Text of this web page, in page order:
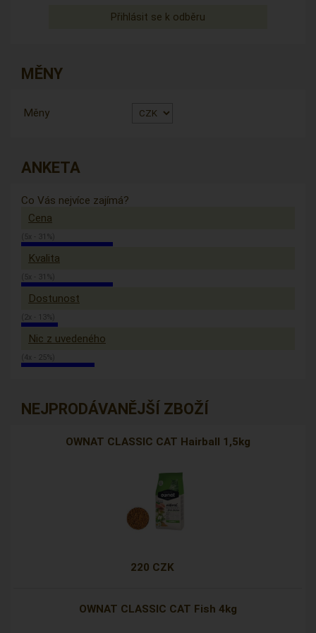
MĚNY
Měny
ANKETA
Co Vás nejvíce zajímá?
Cena
(5x - 31%)
Kvalita
(5x - 31%)
Dostunost
(2x - 13%)
Nic z uvedeného
(4x - 25%)
NEJPRODÁVANĚJŠÍ ZBOŽÍ
OWNAT CLASSIC CAT Hairball 1,5kg
220 CZK
OWNAT CLASSIC CAT Fish 4kg